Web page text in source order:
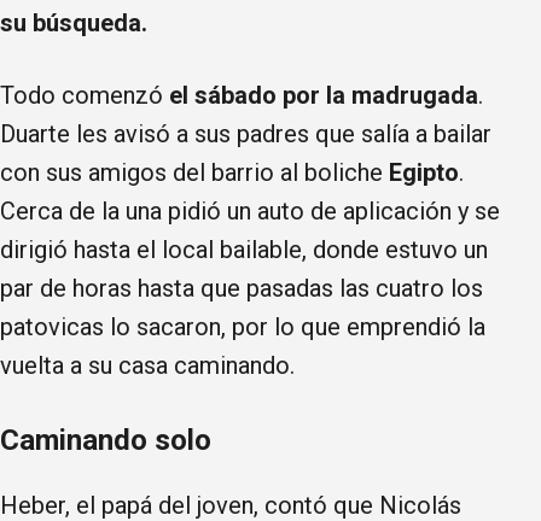
su búsqueda.
Todo comenzó el sábado por la madrugada.
Duarte les avisó a sus padres que salía a bailar
con sus amigos del barrio al boliche Egipto.
Cerca de la una pidió un auto de aplicación y se
dirigió hasta el local bailable, donde estuvo un
par de horas hasta que pasadas las cuatro los
patovicas lo sacaron, por lo que emprendió la
vuelta a su casa caminando.
Caminando solo
Heber, el papá del joven, contó que Nicolás